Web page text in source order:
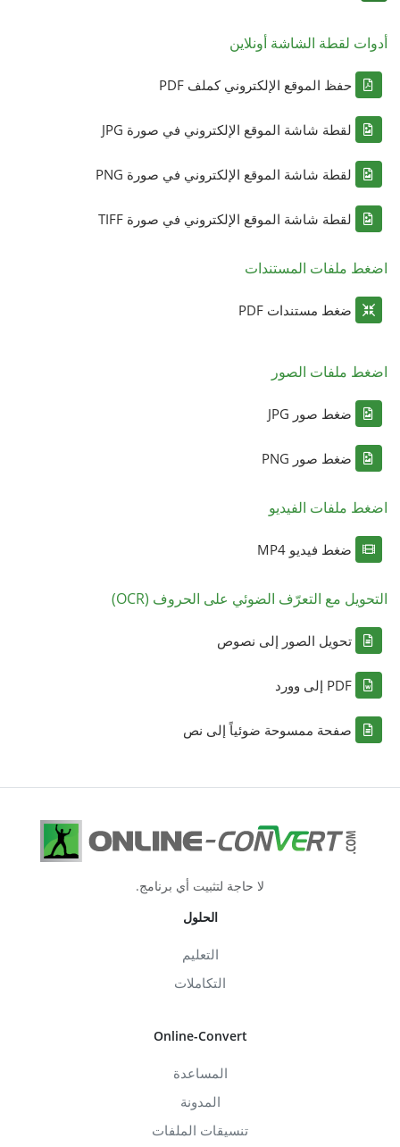
أدوات لقطة الشاشة أونلاين
حفظ الموقع الإلكتروني كملف PDF
لقطة شاشة الموقع الإلكتروني في صورة JPG
لقطة شاشة الموقع الإلكتروني في صورة PNG
لقطة شاشة الموقع الإلكتروني في صورة TIFF
اضغط ملفات المستندات
ضغط مستندات PDF
اضغط ملفات الصور
ضغط صور JPG
ضغط صور PNG
اضغط ملفات الفيديو
ضغط فيديو MP4
التحويل مع التعرّف الضوئي على الحروف (OCR)
تحويل الصور إلى نصوص
PDF إلى وورد
صفحة ممسوحة ضوئياً إلى نص
لا حاجة لتثبيت أي برنامج.
الحلول
التعليم
التكاملات
Online-Convert
المساعدة
المدونة
تنسيقات الملفات